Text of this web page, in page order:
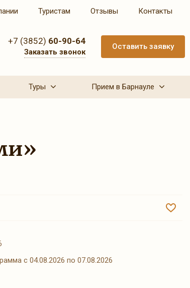
Туристам Отзывы Контакты
+7 (3852) 60-90-64
Заказать звонок
Оставить заявку
Туры Прием в Барнауле
с 04.08.2026 по 07.08.2026